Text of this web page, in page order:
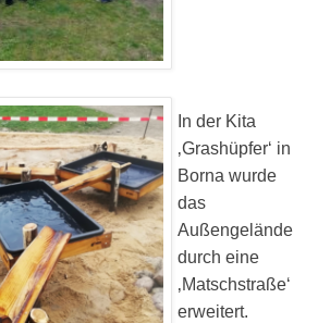
In der Kita
‚Grashüpfer‘ in
Borna wurde
das
Außengelände
durch eine
‚Matschstraße‘
erweitert.